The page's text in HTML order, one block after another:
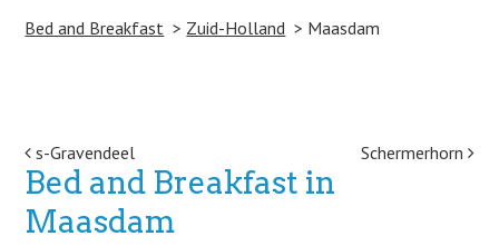
Bed and Breakfast Zuid-Holland Maasdam
Post navigation
s-Gravendeel Schermerhorn
Bed and Breakfast in
Maasdam